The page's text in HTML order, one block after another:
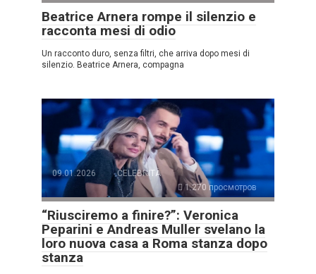
Beatrice Arnera rompe il silenzio e
racconta mesi di odio
Un racconto duro, senza filtri, che arriva dopo mesi di
silenzio. Beatrice Arnera, compagna
09.01.2026
CELEBRITÀ
1.270 просмотров
“Riusciremo a finire?”: Veronica
Peparini e Andreas Muller svelano la
loro nuova casa a Roma stanza dopo
stanza